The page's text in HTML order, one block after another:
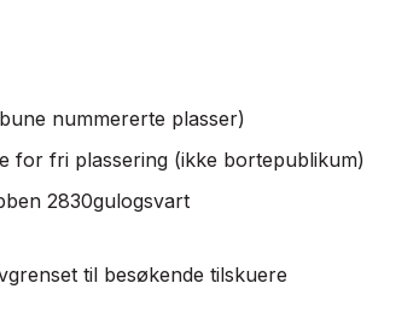
nummererte plasser)
for fri plassering (ikke bortepublikum)
2830gulogsvart
til besøkende tilskuere